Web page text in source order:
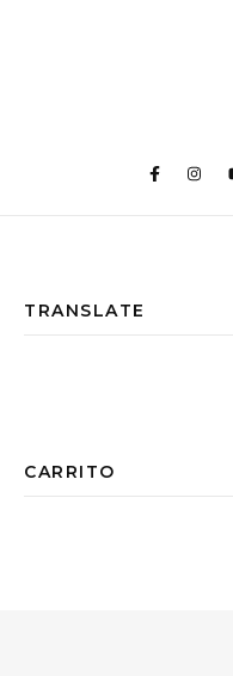
TRANSLATE
CARRITO